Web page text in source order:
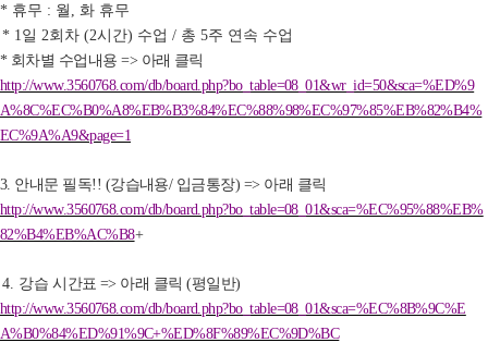
* 휴무 : 월 , 화 휴무
* 1일 2회차(2시간) 수업/ 총5주 연속 수업
* 회차별 수업내용=> 아래 클릭
http://www.3560768.com/db/board.php?bo_table=08_01&wr_id=50&sca=%ED%9
A%8C%EC%B0%A8%EB%B3%84%EC%88%98%EC%97%85%EB%82%B4%
EC%9A%A9&page=1
3. 안내문 필독!! (강습내용/ 입금통장) => 아래 클릭
http://www.3560768.com/db/board.php?bo_table=08_01&sca=%EC%95%88%EB%
82%B4%EB%AC%B8+
4. 강습 시간표 => 아래 클릭(평일반)
http://www.3560768.com/db/board.php?bo_table=08_01&sca=%EC%8B%9C%E
A%B0%84%ED%91%9C+%ED%8F%89%EC%9D%BC